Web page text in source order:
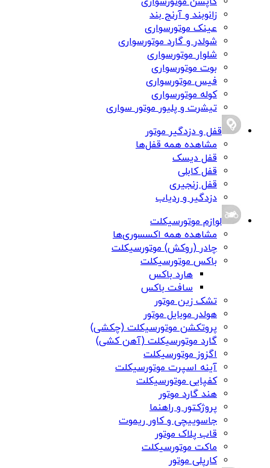
زانوبند و آرنج بند
عینک موتورسواری
شولدر و گارد موتورسواری
شلوار موتورسواری
بوت موتورسواری
فیس موتورسواری
کوله موتورسواری
تیشرت و پلیور موتور سواری
قفل و دزدگیر موتور
مشاهده همه قفل‌ها
قفل دیسک
قفل کابلی
قفل زنجیری
دزدگیر و ردیاب
لوازم موتورسیکلت
مشاهده همه اکسسوری‌ها
چادر (روکش) موتورسیکلت
باکس موتورسیکلت
هارد باکس
سافت باکس
تشک زین موتور
هولدر موبایل موتور
پروتکشن موتورسیکلت (چکشی)
گارد موتورسیکلت (آهن کشی)
اگزوز موتورسیکلت
آینه اسپرت موتورسیکلت
کفپایی موتورسیکلت
هند گارد موتور
پروژکتور و راهنما
جاسوییچی و کاور ریموت
قاب پلاک موتور
ماکت موتورسیکلت
کارپلی موتور